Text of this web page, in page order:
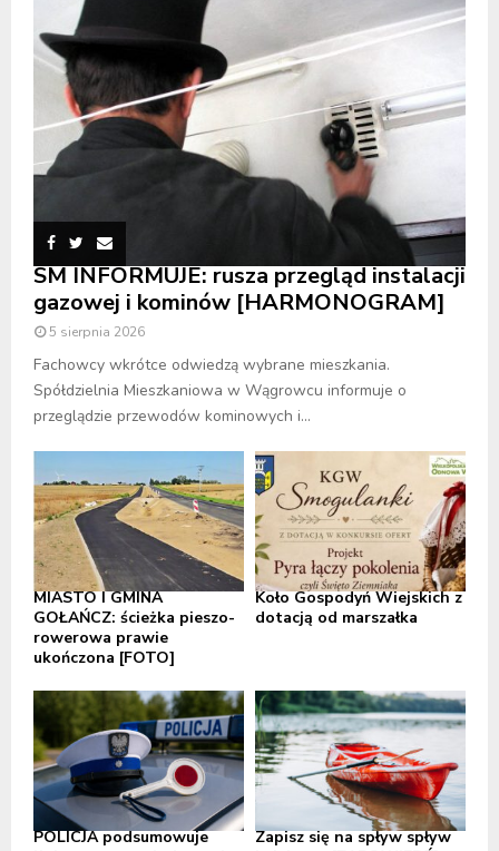
SM INFORMUJE: rusza przegląd instalacji
gazowej i kominów [HARMONOGRAM]
5 sierpnia 2026
Fachowcy wkrótce odwiedzą wybrane mieszkania.
Spółdzielnia Mieszkaniowa w Wągrowcu informuje o
przeglądzie przewodów kominowych i...
MIASTO I GMINA
GOŁAŃCZ: ścieżka pieszo-
rowerowa prawie
ukończona [FOTO]
Koło Gospodyń Wiejskich z
dotacją od marszałka
POLICJA podsumowuje
Zapisz się na spływ spływ